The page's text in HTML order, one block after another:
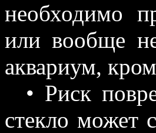
необходимо
или вообще
аквариум,
• Риск
стекло может